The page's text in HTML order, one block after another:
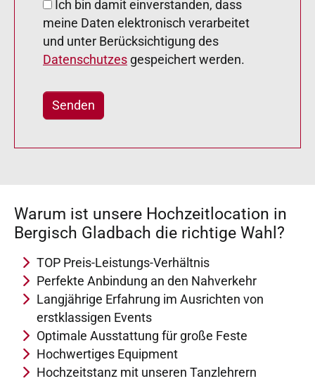
meine Daten elektronisch verarbeitet
und unter Berücksichtigung des
Datenschutzes gespeichert werden.
Warum ist unsere Hochzeitlocation in
Bergisch Gladbach die richtige Wahl?
TOP Preis-Leistungs-Verhältnis
Perfekte Anbindung an den Nahverkehr
Langjährige Erfahrung im Ausrichten von
erstklassigen Events
Optimale Ausstattung für große Feste
Hochwertiges Equipment
Hochzeitstanz mit unseren Tanzlehrern